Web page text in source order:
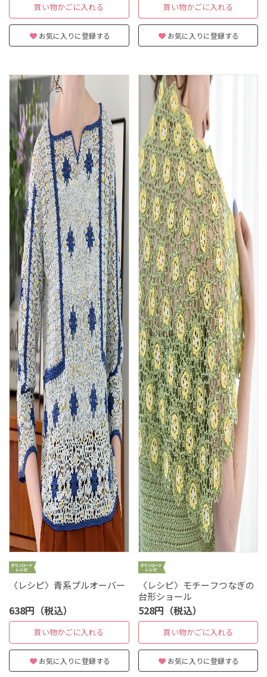
買い物かごに入れる
お気に入りに登録する
買い物かごに入れる
お気に入りに登録する
〈レシピ〉青系プルオーバー
638円（税込）
買い物かごに入れる
お気に入りに登録する
〈レシピ〉モチーフつなぎの
台形ショール
528円（税込）
買い物かごに入れる
お気に入りに登録する